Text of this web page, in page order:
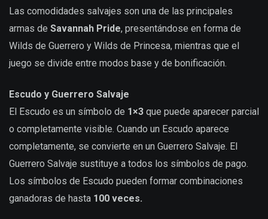
Las comodidades salvajes son una de las principales
armas de Savannah Pride, presentándose en forma de
Wilds de Guerrero y Wilds de Princesa, mientras que el
juego se divide entre modos base y de bonificación.
Escudo y Guerrero Salvaje
El Escudo es un símbolo de 1×3 que puede aparecer parcial
o completamente visible. Cuando un Escudo aparece
completamente, se convierte en un Guerrero Salvaje. El
Guerrero Salvaje sustituye a todos los símbolos de pago.
Los símbolos de Escudo pueden formar combinaciones
ganadoras de hasta 100 veces.